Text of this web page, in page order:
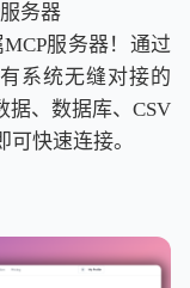
务器
服务器！通过
系统无缝对接的
据、数据库、CSV
快速连接。